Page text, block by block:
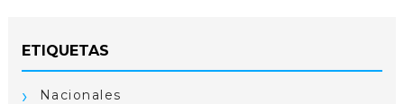
ETIQUETAS
Nacionales